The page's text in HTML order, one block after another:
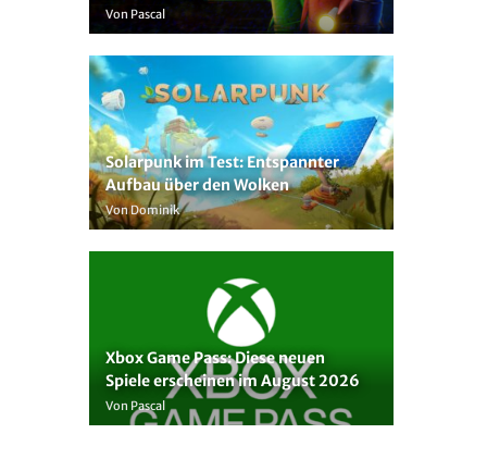
Von Pascal
Solarpunk im Test: Entspannter
Aufbau über den Wolken
Von Dominik
Xbox Game Pass: Diese neuen
Spiele erscheinen im August 2026
Von Pascal